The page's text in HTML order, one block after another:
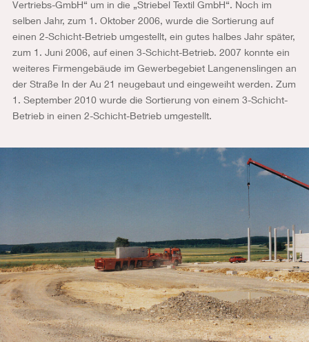
Vertriebs-GmbH“ um in die „Striebel Textil GmbH“. Noch im
selben Jahr, zum 1. Oktober 2006, wurde die Sortierung auf
einen 2-Schicht-Betrieb umgestellt, ein gutes halbes Jahr später,
zum 1. Juni 2006, auf einen 3-Schicht-Betrieb. 2007 konnte ein
weiteres Firmengebäude im Gewerbegebiet Langenenslingen an
der Straße In der Au 21 neugebaut und eingeweiht werden. Zum
1. September 2010 wurde die Sortierung von einem 3-Schicht-
Betrieb in einen 2-Schicht-Betrieb umgestellt.